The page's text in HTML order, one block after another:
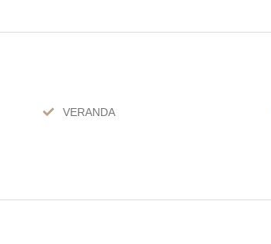
VERANDA